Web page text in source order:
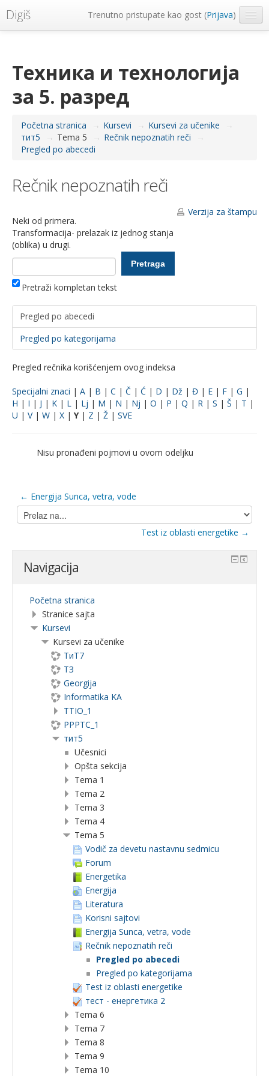
Digiš Trenutno pristupate kao gost (Prijava)
Техника и технологија
за 5. разред
Početna stranica → Kursevi → Kursevi za učenike
→
тит5
→ Tema 5 → Rečnik nepoznatih reči
→
Pregled po abecedi
Rečnik nepoznatih reči
Verzija za štampu
Neki od primera.
Transformacija- prelazak iz jednog stanja
(oblika) u drugi.
Pretraži kompletan tekst
Pregled po abecedi
Pregled po kategorijama
Pregled rečnika korišćenjem ovog indeksa
Specijalni znaci | A | B | C | Č | Ć | D | Dž | Đ | E | F | G |
H | I | J | K | L | Lj | M | N | Nj | O | P | Q | R | S | Š | T |
U | V| W | X | Y| Z | Ž | SVE
Nisu pronađeni pojmovi u ovom odeljku
← Energija Sunca, vetra, vode
Prelaz
na...
Test iz oblasti energetike →
Navigacija
Početna stranica
Stranice sajta
Kursevi
Kursevi za učenike
ТиТ7
ТЗ
Georgija
Informatika KA
TTIO_1
PPPTC_1
тит5
Učesnici
Opšta sekcija
Tema 1
Tema 2
Tema 3
Tema 4
Tema 5
Vodič za devetu nastavnu sedmicu
Forum
Energetika
Energija
Literatura
Korisni sajtovi
Energija Sunca, vetra, vode
Rečnik nepoznatih reči
Pregled po abecedi
Pregled po kategorijama
Test iz oblasti energetike
тест - енергетика 2
Tema 6
Tema 7
Tema 8
Tema 9
Tema 10